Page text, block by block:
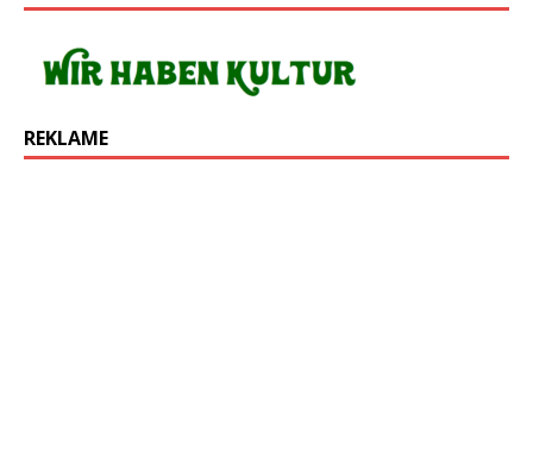
REKLAME